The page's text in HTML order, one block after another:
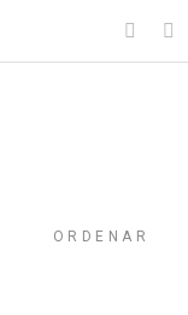
ORDENAR